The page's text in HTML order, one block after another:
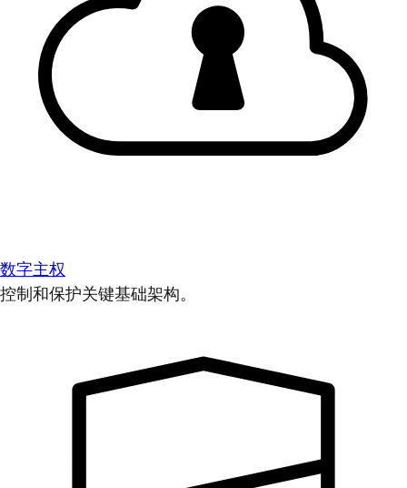
数字主权
控制和保护关键基础架构。